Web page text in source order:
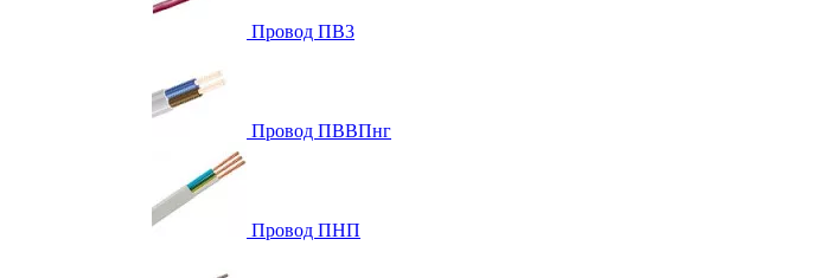
Провод ПВ3
Провод ПВВПнг
Провод ПНП